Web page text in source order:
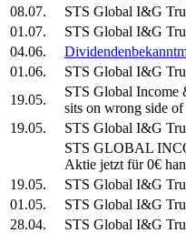
08.07.
STS Global I&G
01.07.
STS Global I&G
04.06.
01.06.
STS Global I&G
19.05.
STS Global Income
sits on wrong side
19.05.
STS Global I&G
STS GLOBAL
Aktie jetzt für 0€
19.05.
STS Global I&G
01.05.
STS Global I&G
28.04.
STS Global I&G